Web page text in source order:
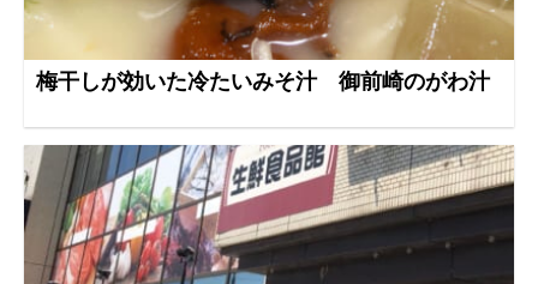
梅干しが効いた冷たいみそ汁 御前崎のがわ汁